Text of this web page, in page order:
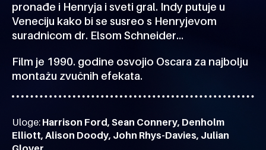
pronađe i Henryja i sveti gral. Indy putuje u
Veneciju kako bi se susreo s Henryjevom
suradnicom dr. Elsom Schneider…
Film je 1990. godine osvojio Oscara za najbolju
montažu zvučnih efekata.
Uloge: Harrison Ford, Sean Connery, Denholm
Elliott, Alison Doody, John Rhys-Davies, Julian